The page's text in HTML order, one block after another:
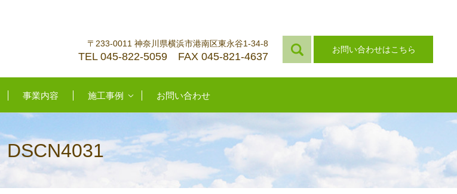
〒233-0011 神奈川県横浜市港南区東永谷1-34-8
TEL 045-822-5059 FAX 045-821-4637
お問い合わせはこちら
事業内容 施工事例 お問い合わせ
DSCN4031